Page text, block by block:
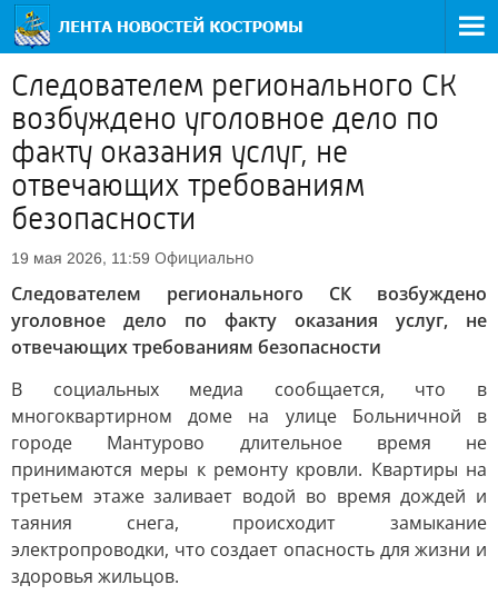
Следователем регионального СК
возбуждено уголовное дело по
факту оказания услуг, не
отвечающих требованиям
безопасности
19 мая 2026, 11:59 Официально
Следователем регионального СК возбуждено
уголовное дело по факту оказания услуг, не
отвечающих требованиям безопасности
В социальных медиа сообщается, что в
многоквартирном доме на улице Больничной в
городе Мантурово длительное время не
принимаются меры к ремонту кровли. Квартиры на
третьем этаже заливает водой во время дождей и
таяния снега, происходит замыкание
электропроводки, что создает опасность для жизни и
здоровья жильцов.